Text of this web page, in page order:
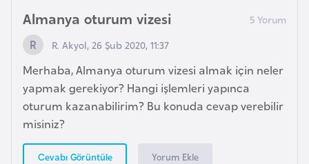
Almanya oturum vizesi
R. Akyol, 26 Şub 2020, 11:37
Merhaba, Almanya oturum vizesi almak için neler
yapmak gerekiyor? Hangi işlemleri yapınca
oturum kazanabilirim? Bu konuda cevap verebilir
misiniz?
Cevabı Görüntüle Yorum Ekle
y
E
t
i
y
o